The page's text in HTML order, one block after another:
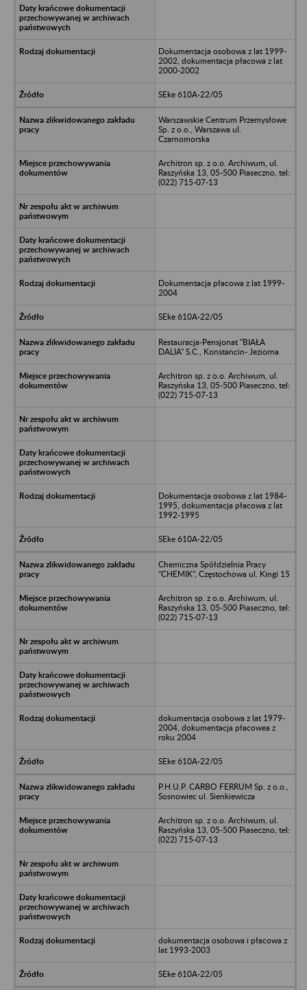
Dokumentacja osobowa z lat 1999-
2002, dokumentacja płacowa z lat
2000-2002
SEke 610A-22/05
Warszawskie Centrum Przemysłowe
Sp. z o.o., Warszawa ul.
Czarnomorska
Architron sp. z o.o. Archiwum, ul.
Raszyńska 13, 05-500 Piaseczno, tel:
(022) 715-07-13
Dokumentacja płacowa z lat 1999-
2004
SEke 610A-22/05
Restauracja-Pensjonat "BIAŁA
DALIA" S.C., Konstancin- Jeziorna
Architron sp. z o.o. Archiwum, ul.
Raszyńska 13, 05-500 Piaseczno, tel:
(022) 715-07-13
Dokumentacja osobowa z lat 1984-
1995, dokumentacja płacowa z lat
1992-1995
SEke 610A-22/05
Chemiczna Spółdzielnia Pracy
"CHEMIK", Częstochowa ul. Kingi 15
Architron sp. z o.o. Archiwum, ul.
Raszyńska 13, 05-500 Piaseczno, tel:
(022) 715-07-13
dokumentacja osobowa z lat 1979-
2004, dokumentacja płacowea z
roku 2004
SEke 610A-22/05
P.H.U.P. CARBO FERRUM Sp. z o.o.,
Sosnowiec ul. Sienkiewicza
Architron sp. z o.o. Archiwum, ul.
Raszyńska 13, 05-500 Piaseczno, tel:
(022) 715-07-13
dokumentacja osobowa i płacowa z
lat 1993-2003
SEke 610A-22/05